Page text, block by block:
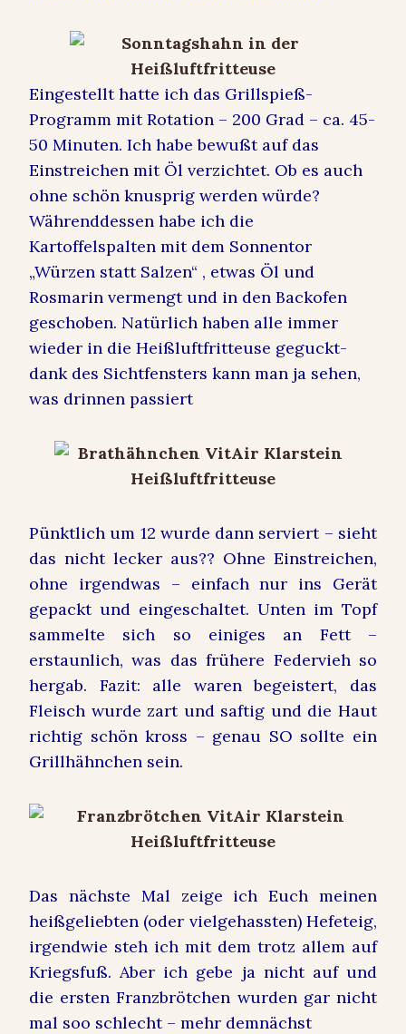
Eingestellt hatte ich das Grillspieß-
Programm mit Rotation – 200 Grad – ca. 45-
50 Minuten. Ich habe bewußt auf das
Einstreichen mit Öl verzichtet. Ob es auch
ohne schön knusprig werden würde?
Währenddessen habe ich die
Kartoffelspalten mit dem Sonnentor
„Würzen statt Salzen“ , etwas Öl und
Rosmarin vermengt und in den Backofen
geschoben. Natürlich haben alle immer
wieder in die Heißluftfritteuse geguckt-
dank des Sichtfensters kann man ja sehen,
was drinnen passiert
Pünktlich um 12 wurde dann serviert – sieht
das nicht lecker aus?? Ohne Einstreichen,
ohne irgendwas – einfach nur ins Gerät
gepackt und eingeschaltet. Unten im Topf
sammelte sich so einiges an Fett –
erstaunlich, was das frühere Federvieh so
hergab. Fazit: alle waren begeistert, das
Fleisch wurde zart und saftig und die Haut
richtig schön kross – genau SO sollte ein
Grillhähnchen sein.
Das nächste Mal zeige ich Euch meinen
heißgeliebten (oder vielgehassten) Hefeteig,
irgendwie steh ich mit dem trotz allem auf
Kriegsfuß. Aber ich gebe ja nicht auf und
die ersten Franzbrötchen wurden gar nicht
mal soo schlecht – mehr demnächst